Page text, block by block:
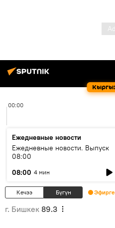
00:00
Ежедневные новости
Ежедневные новости. Выпуск
08:00
08:00 4 мин
Кечээ Бүгүн Эфирге
г. Бишкек 89.3